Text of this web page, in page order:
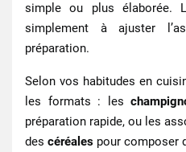
simple ou plus élaborée.
simplement à ajuster
préparation.
Selon vos habitudes en
les formats : les
préparation rapide, ou les
des céréales pour composer